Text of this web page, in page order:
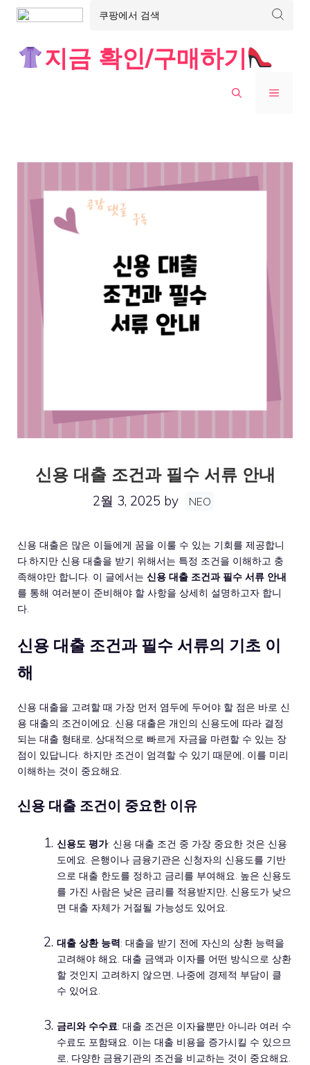
지금 확인/구매하기
MENU
신용 대출 조건과 필수 서류 안내
2월 3, 2025 by NEO
신용 대출은 많은 이들에게 꿈을 이룰 수 있는 기회를 제공합니
다.하지만 신용 대출을 받기 위해서는 특정 조건을 이해하고 충
족해야만 합니다. 이 글에서는 신용 대출 조건과 필수 서류 안내
를 통해 여러분이 준비해야 할 사항을 상세히 설명하고자 합니
다.
신용 대출 조건과 필수 서류의 기초 이
해
신용 대출을 고려할 때 가장 먼저 염두에 두어야 할 점은 바로 신
용 대출의 조건이에요. 신용 대출은 개인의 신용도에 따라 결정
되는 대출 형태로, 상대적으로 빠르게 자금을 마련할 수 있는 장
점이 있답니다. 하지만 조건이 엄격할 수 있기 때문에, 이를 미리
이해하는 것이 중요해요.
신용 대출 조건이 중요한 이유
신용도 평가: 신용 대출 조건 중 가장 중요한 것은 신용
도에요. 은행이나 금융기관은 신청자의 신용도를 기반
으로 대출 한도를 정하고 금리를 부여해요. 높은 신용도
를 가진 사람은 낮은 금리를 적용받지만, 신용도가 낮으
면 대출 자체가 거절될 가능성도 있어요.
대출 상환 능력: 대출을 받기 전에 자신의 상환 능력을
고려해야 해요. 대출 금액과 이자를 어떤 방식으로 상환
할 것인지 고려하지 않으면, 나중에 경제적 부담이 클
수 있어요.
금리와 수수료: 대출 조건은 이자율뿐만 아니라 여러 수
수료도 포함돼요. 이는 대출 비용을 증가시킬 수 있으므
로, 다양한 금융기관의 조건을 비교하는 것이 중요해요.